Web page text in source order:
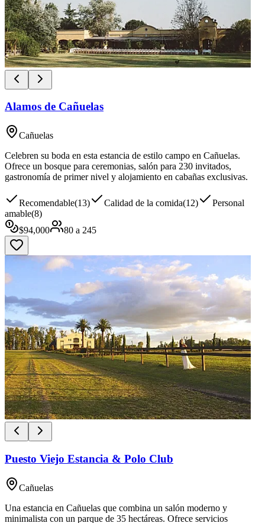
Alamos de Cañuelas
Cañuelas
Celebren su boda en esta estancia de estilo campo en Cañuelas.
Ofrece un bosque para ceremonias, salón para 230 invitados,
gastronomía de primer nivel y alojamiento en cabañas exclusivas.
Recomendable(13) Calidad de la comida(12)
Personal
amable(8)
$94,000 80 a 245
Puesto Viejo Estancia & Polo Club
Cañuelas
Una estancia en Cañuelas que combina un salón moderno y
minimalista con un parque de 35 hectáreas. Ofrece servicios